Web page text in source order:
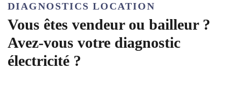
DIAGNOSTICS LOCATION
Vous êtes vendeur ou bailleur ?
Avez-vous votre diagnostic
électricité ?